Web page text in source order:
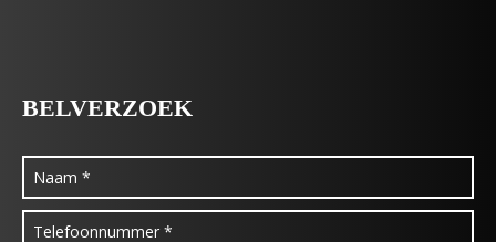
BELVERZOEK